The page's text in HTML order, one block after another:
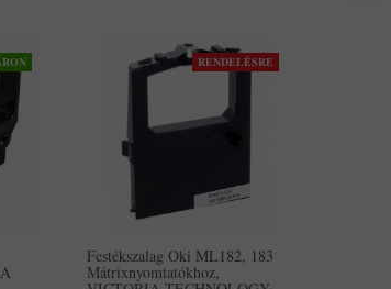
RENDELÉSRE
Festékszalag Oki ML182, 183
Mátrixnyomtatókhoz,